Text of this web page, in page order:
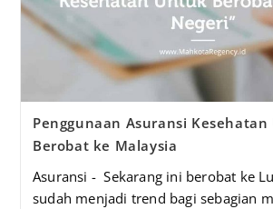
Penggunaan Asuransi Kesehatan
Berobat ke Malaysia
Asuransi - Sekarang ini berobat ke
sudah menjadi trend bagi sebagian